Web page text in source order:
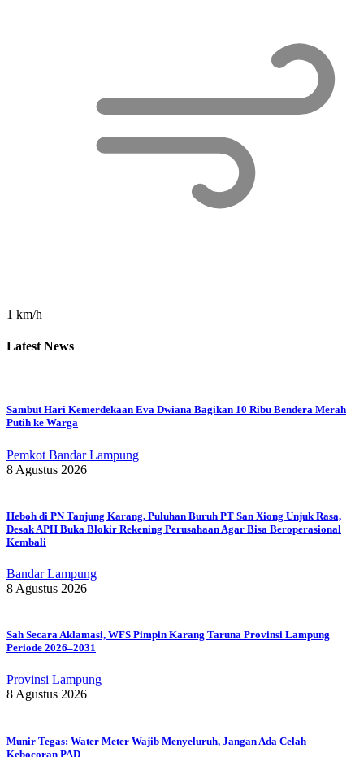
1 km/h
Latest News
Sambut Hari Kemerdekaan Eva Dwiana Bagikan 10 Ribu Bendera Merah
Putih ke Warga
Pemkot Bandar Lampung
8 Agustus 2026
Heboh di PN Tanjung Karang, Puluhan Buruh PT San Xiong Unjuk Rasa,
Desak APH Buka Blokir Rekening Perusahaan Agar Bisa Beroperasional
Kembali
Bandar Lampung
8 Agustus 2026
Sah Secara Aklamasi, WFS Pimpin Karang Taruna Provinsi Lampung
Periode 2026–2031
Provinsi Lampung
8 Agustus 2026
Munir Tegas: Water Meter Wajib Menyeluruh, Jangan Ada Celah
Kebocoran PAD